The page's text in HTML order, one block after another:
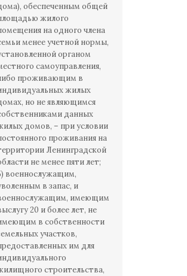
обеспеченным общей
жилого
на одного члена
менее учетной нормы,
органом
самоуправления,
проживающим в
жилых
но не являющимся
данных
домов, – при условии
проживания на
Ленинградской
не менее пяти лет;
военнослужащим,
в запас, и
имеющим
20 и более лет, не
в собственности
участков,
им для
строительства,